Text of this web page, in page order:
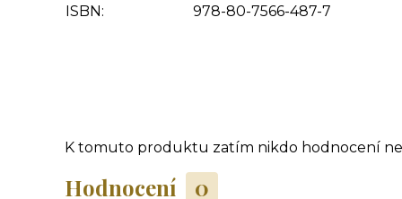
ISBN:
978-80-7566-487-7
Hodnocení 0
K tomuto produktu zatím nikdo hodnocení